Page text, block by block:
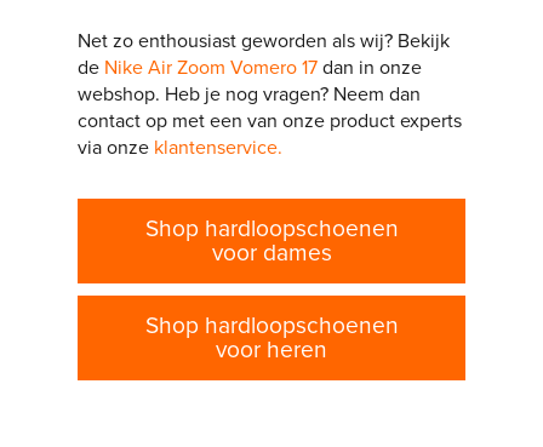
Net zo enthousiast geworden als wij? Bekijk
de Nike Air Zoom Vomero 17 dan in onze
webshop. Heb je nog vragen? Neem dan
contact op met een van onze product experts
via onze klantenservice.
Shop hardloopschoenen
voor dames
Shop hardloopschoenen
voor heren